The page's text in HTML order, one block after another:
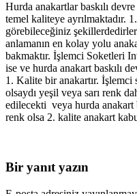
Hurda anakartlar baskılı
temel kaliteye ayrılmaktadır.
görebileceğiniz
anlamanın en kolay yolu
bakmaktır. İşlemci Soketleri
ise ve hurda anakart baskılı
1. Kalite bir anakartır.
olsaydı yeşil veya sarı renk
edilecekti veya hurda anakart
renk olsa 2. kalite anakart
Bir yanıt yazın